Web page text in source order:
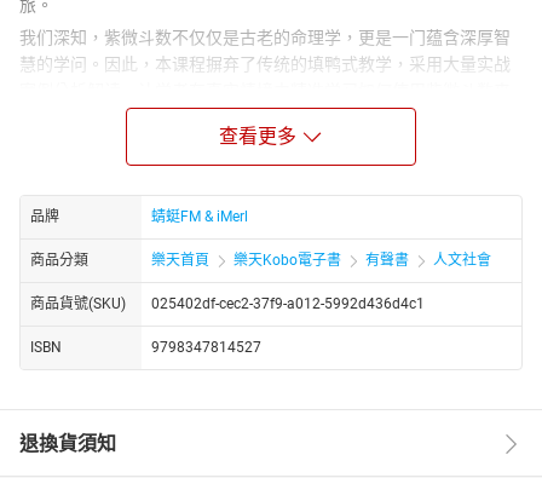
旅。
我们深知，紫微斗数不仅仅是古老的命理学，更是一门蕴含深厚智
慧的学问。因此，本课程摒弃了传统的填鸭式教学，采用大量实战
进行命理推演。从命宫、身宫到十二宫位的解读，从星曜特性到宫
位关系的分析，每一个细节都经过精心打磨，确保学者能够真正理
解并掌握紫微斗数的精髓。
通过本课程的学习，你将不再受限于固定的预测模式，而是能够灵
活运用紫微斗数的预测术，对人生中的方方面面进行精准推演。无
论是事业、财运、婚姻还是健康，你都能从中找到答案，提前规
此外，本课程还特别注重培养学者的解盘思维，让你在面对复杂的
命盘时，能够迅速找到切入点，理清思路，做出准确的判断。我们
相信，只有真正理解了紫微斗数的逻辑和方法，才能在命运的道路
动权，成就非凡人生！
查看更多
品牌 蜻蜓FM & iMerl
商品分類 樂天首頁 樂天Kobo電子書 有聲書 人文社會
商品貨號(SKU) 025402df-cec2-37f9-a012-5992d436d4c1
ISBN 9798347814527
退換貨須知